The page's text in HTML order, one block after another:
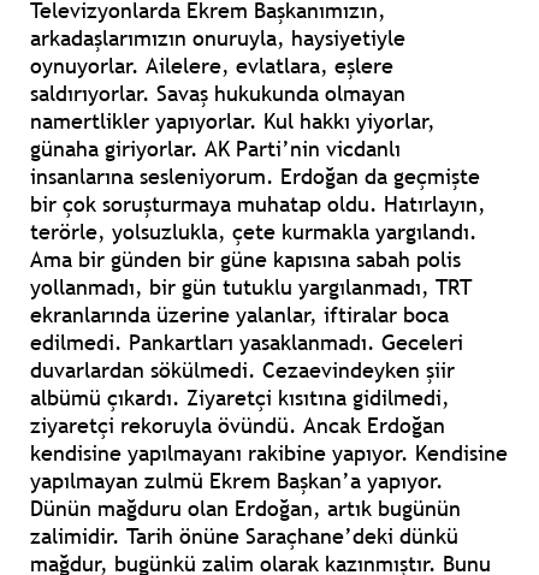
Televizyonlarda Ekrem Başkanımızın,
arkadaşlarımızın onuruyla, haysiyetiyle
oynuyorlar. Ailelere, evlatlara, eşlere
saldırıyorlar. Savaş hukukunda olmayan
namertlikler yapıyorlar. Kul hakkı yiyorlar,
günaha giriyorlar. AK Parti’nin vicdanlı
insanlarına sesleniyorum. Erdoğan da geçmişte
bir çok soruşturmaya muhatap oldu. Hatırlayın,
terörle, yolsuzlukla, çete kurmakla yargılandı.
Ama bir günden bir güne kapısına sabah polis
yollanmadı, bir gün tutuklu yargılanmadı, TRT
ekranlarında üzerine yalanlar, iftiralar boca
edilmedi. Pankartları yasaklanmadı. Geceleri
duvarlardan sökülmedi. Cezaevindeyken şiir
albümü çıkardı. Ziyaretçi kısıtına gidilmedi,
ziyaretçi rekoruyla övündü. Ancak Erdoğan
kendisine yapılmayanı rakibine yapıyor. Kendisine
yapılmayan zulmü Ekrem Başkan’a yapıyor.
Dünün mağduru olan Erdoğan, artık bugünün
zalimidir. Tarih önüne Saraçhane’deki dünkü
mağdur, bugünkü zalim olarak kazınmıştır. Bunu